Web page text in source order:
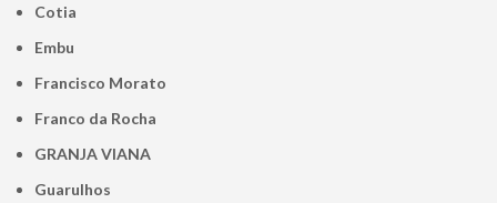
Cotia
Embu
Francisco Morato
Franco da Rocha
GRANJA VIANA
Guarulhos